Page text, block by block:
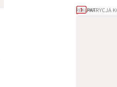
1 PATRYCJA